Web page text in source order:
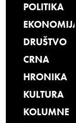
POLITIKA
EKONOMIJA
DRUŠTVO
CRNA
HRONIKA
KULTURA
KOLUMNE